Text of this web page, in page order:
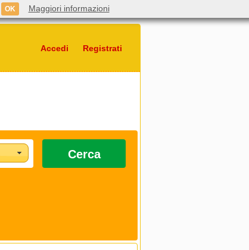
Accedi Registrati
Cerca
OK Maggiori informazioni